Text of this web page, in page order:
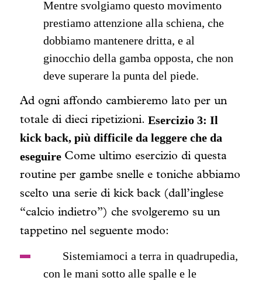
Mentre svolgiamo questo movimento
prestiamo attenzione alla schiena, che
dobbiamo mantenere dritta, e al
ginocchio della gamba opposta, che non
deve superare la punta del piede.
Ad ogni affondo cambieremo lato per un
totale di dieci ripetizioni. Esercizio 3: Il
kick back, più difficile da leggere che da
eseguire Come ultimo esercizio di questa
routine per gambe snelle e toniche abbiamo
scelto una serie di kick back(dall’inglese
“calcio indietro”) che svolgeremo su un
tappetino nel seguente modo:
Sistemiamoci a terra in quadrupedia,
con le mani sotto alle spalle e le